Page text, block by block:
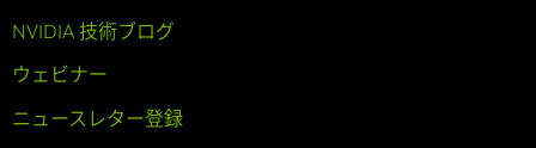
NVIDIA 技術ブログ
ウェビナー
ニュースレター登録